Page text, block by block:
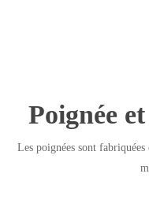
Poignée
Les poignées sont